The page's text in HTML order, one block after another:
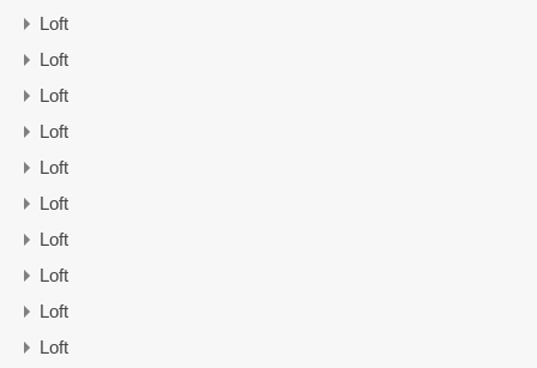
Loft
Loft
Loft
Loft
Loft
Loft
Loft
Loft
Loft
Loft